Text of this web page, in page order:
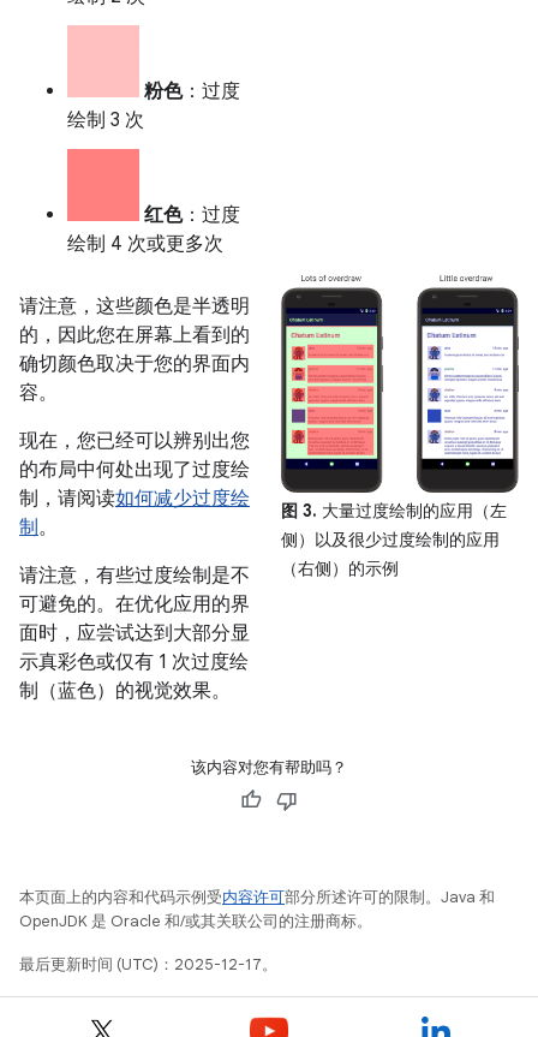
粉色：过度
绘制 3 次
红色：过度
绘制 4 次或更多次
请注意，这些颜色是半透明
的，因此您在屏幕上看到的
确切颜色取决于您的界面内
容。
现在，您已经可以辨别出您
的布局中何处出现了过度绘
制，请阅读如何减少过度绘
制。
请注意，有些过度绘制是不
可避免的。在优化应用的界
面时，应尝试达到大部分显
示真彩色或仅有 1 次过度绘
制（蓝色）的视觉效果。
图 3. 大量过度绘制的应用（左
侧）以及很少过度绘制的应用
（右侧）的示例
该内容对您有帮助吗？
本页面上的内容和代码示例受内容许可部分所述许可的限制。Java 和
OpenJDK 是 Oracle 和/或其关联公司的注册商标。
最后更新时间 (UTC)：2025-12-17。